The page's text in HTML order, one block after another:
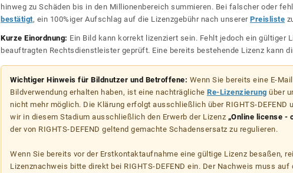
hinweg zu Schäden bis in den Millionenbereich summieren. Bei falscher oder
bestätigt, ein 100%iger Aufschlag auf die Lizenzgebühr nach unserer Preisliste
Kurze Einordnung: Ein Bild kann korrekt lizenziert sein. Fehlt jedoch ein gültiger
beauftragten Rechtsdienstleister geprüft. Eine bereits bestehende Lizenz kann
Wichtiger Hinweis für Bildnutzer und Betroffene: Wenn Sie bereits eine E-
Bildverwendung erhalten haben, ist eine nachträgliche Re-Lizenzierung über
nicht mehr möglich. Die Klärung erfolgt ausschließlich über RIGHTS-
wir in diesem Stadium ausschließlich den Erwerb der Lizenz „Online license -
der von RIGHTS-DEFEND geltend gemachte Schadensersatz zu regulieren.
Wenn Sie bereits vor der Erstkontaktaufnahme eine gültige Lizenz besaßen,
Lizenznachweis bitte direkt bei RIGHTS-DEFEND ein. Der Nachweis muss